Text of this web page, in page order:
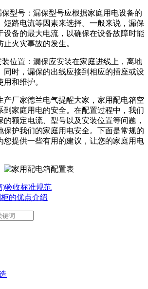
保型号：漏保型号应根据家庭用电设备的
短路电流等因素来选择。一般来说，漏保
设备的最大电流，以确保在设备故障时能
火灾事故的发生。
位置：漏保应安装在家庭进线上，离地
同时，漏保的出线应接到相应的插座或设
和维护。
产厂家德兰电气提醒大家，家用配电箱空
到家庭用电的安全。在配置过程中，我们
的额定电流、型号以及安装位置等问题，
保护我们的家庭用电安全。下面是常规的
您提供一些有用的建议，让您的家庭用电
)验收标准规范
的优点介绍